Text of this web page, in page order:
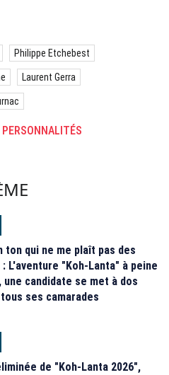
Philippe Etchebest
Laurent Gerra
ton qui ne me plaît pas des
L'aventure "Koh-Lanta" à peine
une candidate se met à dos
ses camarades
de "Koh-Lanta 2026",